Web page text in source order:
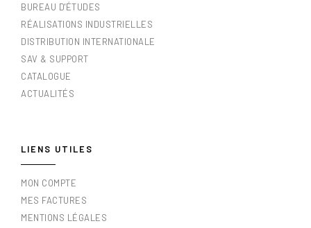
BUREAU D'ÉTUDES
RÉALISATIONS INDUSTRIELLES
DISTRIBUTION INTERNATIONALE
SAV & SUPPORT
CATALOGUE
ACTUALITÉS
LIENS UTILES
MON COMPTE
MES FACTURES
MENTIONS LÉGALES